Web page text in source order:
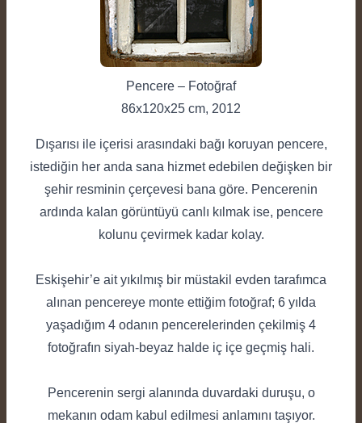
Pencere – Fotoğraf
86x120x25 cm, 2012
Dışarısı ile içerisi arasındaki bağı koruyan pencere,
istediğin her anda sana hizmet edebilen değişken bir
şehir resminin çerçevesi bana göre. Pencerenin
ardında kalan görüntüyü canlı kılmak ise, pencere
kolunu çevirmek kadar kolay.
Eskişehir’e ait yıkılmış bir müstakil evden tarafımca
alınan pencereye monte ettiğim fotoğraf; 6 yılda
yaşadığım 4 odanın pencerelerinden çekilmiş 4
fotoğrafın siyah-beyaz halde iç içe geçmiş hali.
Pencerenin sergi alanında duvardaki duruşu, o
mekanın odam kabul edilmesi anlamını taşıyor.